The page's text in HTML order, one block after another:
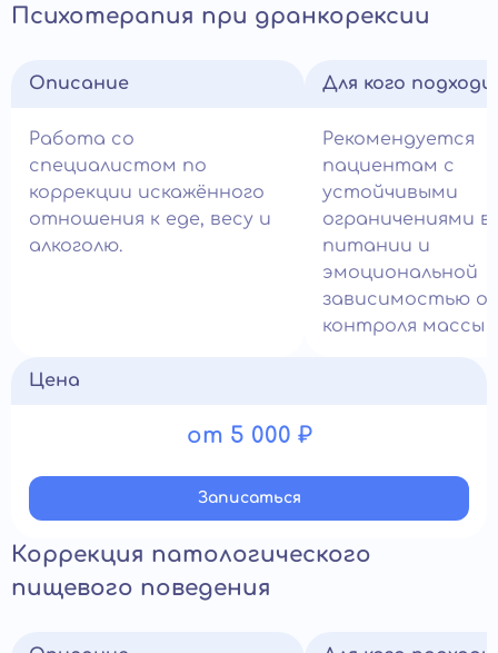
Психотерапия при дранкорексии
Описание
Работа со
специалистом по
коррекции искажённого
отношения к еде, весу и
алкоголю.
Для кого
Рекомендуется
пациентам с
устойчивыми
ограничениями в
питании и
эмоциональной
зависимостью
контроля массы
Цена
от 5 000 ₽
Записатьcя
Коррекция патологического
пищевого поведения